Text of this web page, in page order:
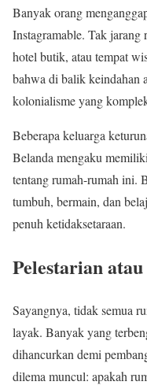
Banyak orang
Instagramable. Tak
hotel butik, atau tempat
bahwa di balik keindahan
kolonialisme yang
Beberapa keluarga
Belanda mengaku
tentang rumah-rumah ini.
tumbuh, bermain, dan
penuh ketidaksetaraan.
Pelestarian
Sayangnya, tidak semua
layak. Banyak yang
dihancurkan demi
dilema muncul: apakah